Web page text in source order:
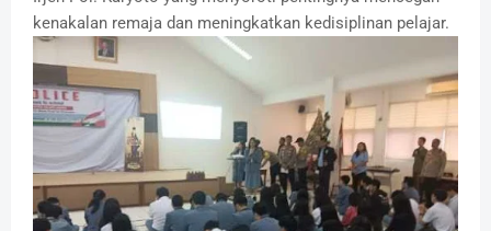
kenakalan remaja dan meningkatkan kedisiplinan pelajar.